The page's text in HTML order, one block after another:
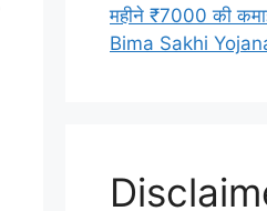
महीने ₹7000 की
Bima Sakhi